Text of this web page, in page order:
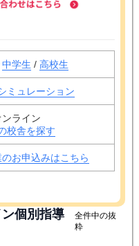
中学生 / 高校生
ミュレーション
ンライン
校舎を探す
お申込みはこちら
個別指導
全件中の抜
粋